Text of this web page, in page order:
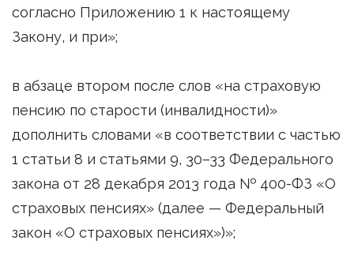
согласно Приложению 1 к настоящему
Закону, и при»;
в абзаце втором после слов «на страховую
пенсию по старости (инвалидности)»
дополнить словами «в соответствии с частью
1 статьи 8 и статьями 9, 30–33 Федерального
закона от 28 декабря 2013 года № 400-ФЗ «О
страховых пенсиях» (далее — Федеральный
закон «О страховых пенсиях»)»;